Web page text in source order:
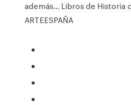
además… Libros de Historia
ARTEESPAÑA